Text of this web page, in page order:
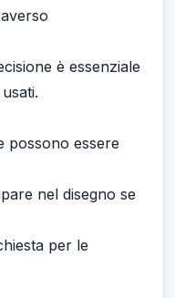
è essenziale
possono essere
nel disegno se
per le